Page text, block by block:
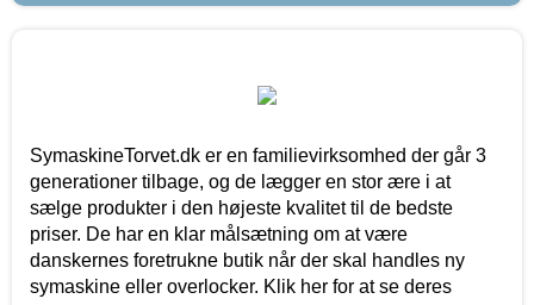
SymaskineTorvet.dk er en familievirksomhed der går 3
generationer tilbage, og de lægger en stor ære i at
sælge produkter i den højeste kvalitet til de bedste
priser. De har en klar målsætning om at være
danskernes foretrukne butik når der skal handles ny
symaskine eller overlocker. Klik her for at se deres